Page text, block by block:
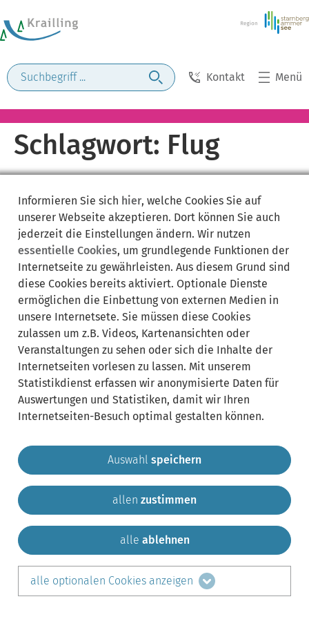
Kontakt Menü
Schlagwort: Flug
Gemeinde Krailling Impressum
Sitemap
Kontakt
teilen auf:
LinkedIn
Informieren Sie sich hier, welche Cookies Sie auf
unserer Webseite akzeptieren. Dort können Sie auch
jederzeit die Einstellungen ändern. Wir nutzen
essentielle Cookies, um grundlegende Funktionen der
Internetseite zu gewährleisten. Aus diesem Grund sind
diese Cookies bereits aktiviert. Optionale Dienste
ermöglichen die Einbettung von externen Medien in
unsere Internetsete. Sie müssen diese Cookies
zulassen um z.B. Videos, Kartenansichten oder
Veranstaltungen zu sehen oder sich die Inhalte der
Internetseiten vorlesen zu lassen. Mit unserem
Statistikdienst erfassen wir anonymisierte Daten für
Auswertungen und Statistiken, damit wir Ihren
Internetseiten-Besuch optimal gestalten können.
Auswahl speichern
allen zustimmen
alle ablehnen
alle optionalen Cookies anzeigen